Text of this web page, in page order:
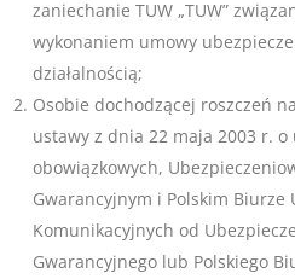
zaniechanie TUW „TUW”
wykonaniem umowy
działalnością;
Osobie dochodzącej roszczeń
ustawy z dnia 22 maja 2003 r.
obowiązkowych,
Gwarancyjnym i Polskim Biurze
Komunikacyjnych od
Gwarancyjnego lub Polskiego